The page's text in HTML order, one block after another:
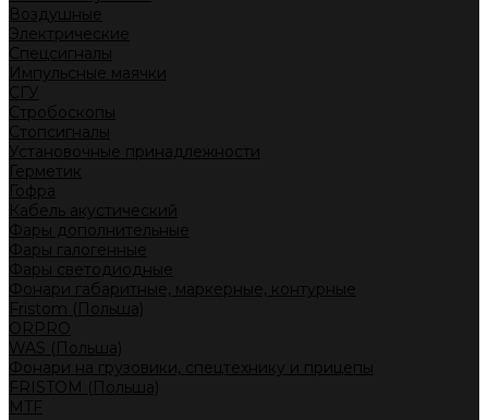
Воздушные
Электрические
Спецсигналы
Импульсные маячки
СГУ
Стробоскопы
Стопсигналы
Установочные принадлежности
Герметик
Гофра
Кабель акустический
Фары дополнительные
Фары галогенные
Фары светодиодные
Фонари габаритные, маркерные, контурные
Fristom (Польша)
ORPRO
WAS (Польша)
Фонари на грузовики, спецтехнику и прицепы
FRISTOM (Польша)
MTF